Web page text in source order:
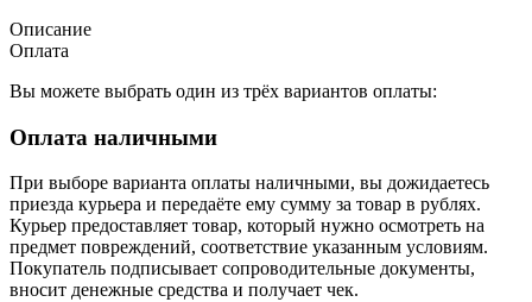
Описание
Оплата
Вы можете выбрать один из трёх вариантов оплаты:
Оплата наличными
При выборе варианта оплаты наличными, вы дожидаетесь
приезда курьера и передаёте ему сумму за товар в рублях.
Курьер предоставляет товар, который нужно осмотреть на
предмет повреждений, соответствие указанным условиям.
Покупатель подписывает сопроводительные документы,
вносит денежные средства и получает чек.